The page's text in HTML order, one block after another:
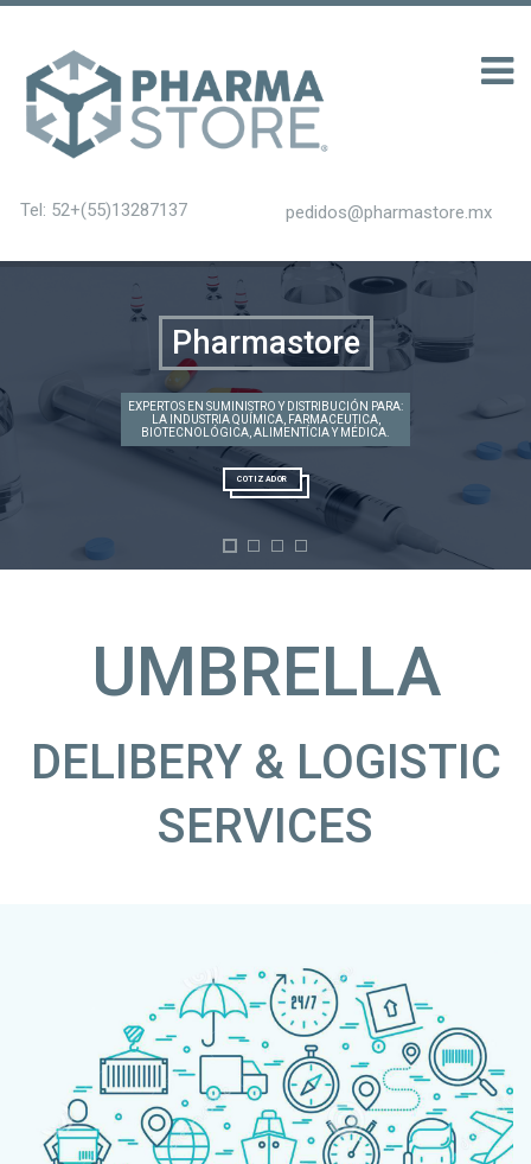
Tel: 52+(55)13287137 pedidos@pharmastore.mx
Pharmastore
EXPERTOS EN SUMINISTRO Y DISTRIBUCIÓN PARA:
LA INDUSTRIA QUÍMICA, FARMACEUTICA,
BIOTECNOLÓGICA, ALIMENTÍCIA Y MÉDICA.
COTIZADOR
UMBRELLA
DELIBERY & LOGISTIC
SERVICES